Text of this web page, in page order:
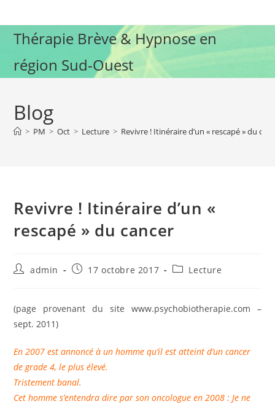
to
contentThérapie Brève & Hypnose en
région Sud-Ouest
Blog
> PM > Oct > Lecture > Revivre ! Itinéraire d’un « rescapé » du
Revivre ! Itinéraire d’un «
rescapé » du cancer
Auteur/autrice
publication :
admin
Publication
17 octobre 2017
PostLecture
(page provenant du site www.psychobiotherapie.com –
sept. 2011)
En 2007 est annoncé à un homme qu’il est atteint d’un cancer
de grade 4, le plus élevé.
Tristement banal.
Cet homme s’entendra dire par son oncologue en 2008 : Je ne